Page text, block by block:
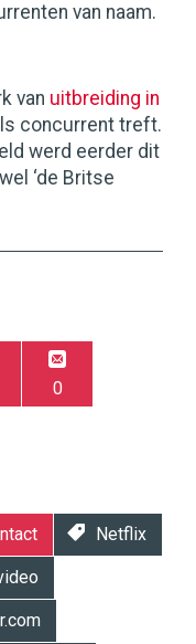
van naam.
van uitbreiding in
concurrent treft.
werd eerder dit
‘de Britse
0
Netflix